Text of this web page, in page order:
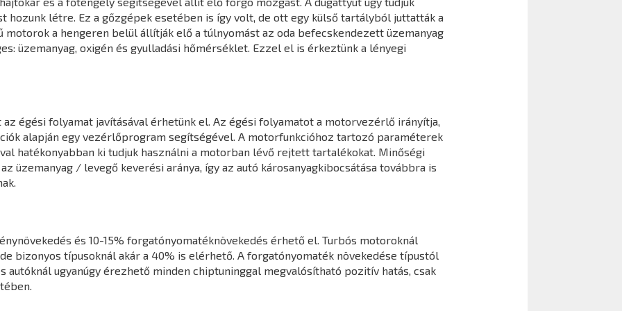
hozunk létre. Ez a gőzgépek esetében is így volt, de ott egy külső tartályból juttatták a
motorok a hengeren belül állítják elő a túlnyomást az oda befecskendezett üzemanyag
üzemanyag, oxigén és gyulladási hőmérséklet. Ezzel el is érkeztünk a lényegi
égési folyamat javításával érhetünk el. Az égési folyamatot a motorvezérlő irányítja,
alapján egy vezérlőprogram segítségével. A motorfunkcióhoz tartozó paraméterek
hatékonyabban ki tudjuk használni a motorban lévő rejtett tartalékokat. Minőségi
üzemanyag / levegő keverési aránya, így az autó károsanyagkibocsátása továbbra is
és 10-15% forgatónyomatéknövekedés érhető el. Turbós motoroknál
bizonyos típusoknál akár a 40% is elérhető. A forgatónyomaték növekedése típustól
autóknál ugyanúgy érezhető minden chiptuninggal megvalósítható pozitív hatás, csak